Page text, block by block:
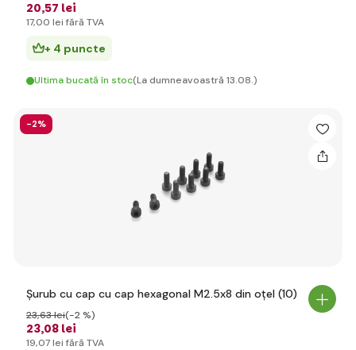
20,57 lei
17,00 lei fără TVA
+ 4 puncte
Ultima bucată în stoc(La dumneavoastră 13.08.)
-2%
Șurub cu cap cu cap hexagonal M2.5x8 din oțel (10)
23,08 lei
23,63 lei(-2 %)
19,07 lei fără TVA